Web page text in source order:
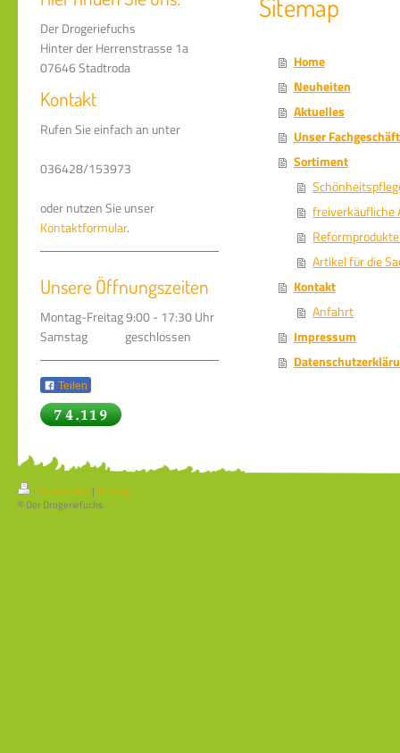
Der Drogeriefuchs
Hinter der Herrenstrasse 1a
07646 Stadtroda
Kontakt
Rufen Sie einfach an unter
036428/153973
oder nutzen Sie unser
Kontaktformular.
Unsere Öffnungszeiten
Montag-Freitag 9:00 - 17:30 Uhr
Samstag geschlossen
Teilen
Sitemap
Home
Neuheiten
Aktuelles
Unser Fachgeschäft
Sortiment
freiverkäufliche
Artikel für die
Kontakt
Anfahrt
Impressum
Druckversion |Sitemap
© Der Drogeriefuchs